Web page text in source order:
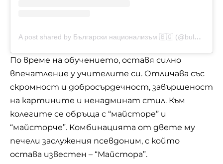
A post shared by Български национализъм 🇧🇬 (@bulgarian.nationalism)
По време на обучението, оставя силно
впечатление у учителите си. Отличава със
скромност и добросърдечност, завършеност
на картините и ненадминат стил. Към
колегите се обръща с “майсторе” и
“майсторче”. Комбинацията от двете му
печели заслужения псевдоним, с който
остава известен – “Майстора”.